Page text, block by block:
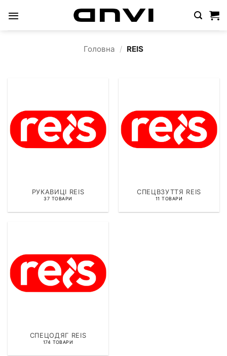
Головна / REIS
РУКАВИЦІ REIS
37 ТОВАРИ
СПЕЦВЗУТТЯ REIS
11 ТОВАРИ
СПЕЦОДЯГ REIS
174 ТОВАРИ